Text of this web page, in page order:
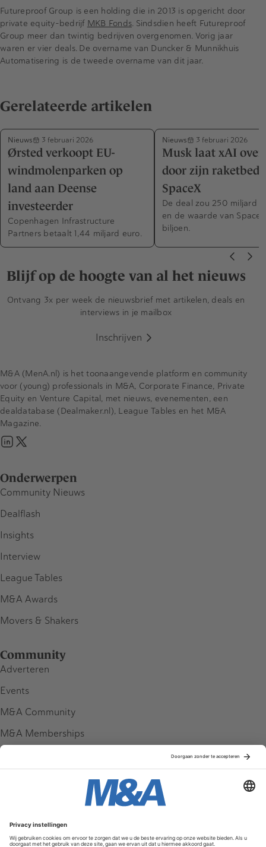
Futureproof Group is een holding die in 2013 is opgericht door
private equity-bedrijf MKB Fonds. Sindsdien heeft Futureproof
Group meer dan twintig bedrijven overgenomen. Vorig jaar
waren er vier deals. De overname van Duncker & Munnikhuis
Automatisering is de tweede overname van dit jaar.
Gerelateerde artikelen
Nieuws 3 februari 2026
Ørsted verkoopt EU-
windmolenparken op
land aan Deense
investeerder
Copenhagen Infrastructure
Partners betaalt 1,44 miljard euro.
Nieuws 3 februari 2026
Musk laat xAI
door zijn
SpaceX
De deal zou 250 miljard
en de waarde van
biljoen.
Blijf op de hoogte van al het nieuws
Ontvang 3x per week de nieuwsbrief met artikelen, deals en
interviews in je mailbox
Inschrijven
Onderwerpen
Community Nieuws
Dealflash
Insights
Interview
League Tables
M&A Awards
Movers & Shakers
Community
Adverteren
Events
M&A Community
M&A Memberships
Service & Contact
M&A (MenA.nl) is het toonaangevende platform en community
voor (young) professionals in M&A, Corporate Finance, Private
Equity en Venture Capital, met nieuws, evenementen, een
dealdatabase (Dealmaker.nl), League Tables en het M&A
Magazine.